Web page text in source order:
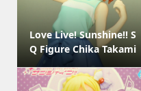
Love Live! Sunshine!! S
Q Figure Chika Takami